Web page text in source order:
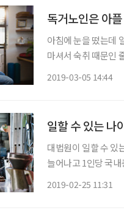
독거노인은 아
아침에 눈을 떴는데
마셔서 숙취 때문인
2019-03-05 14:44
일할 수 있는 나
대법원이 일할 수 있
늘어나고 1인당 국
2019-02-25 11:31